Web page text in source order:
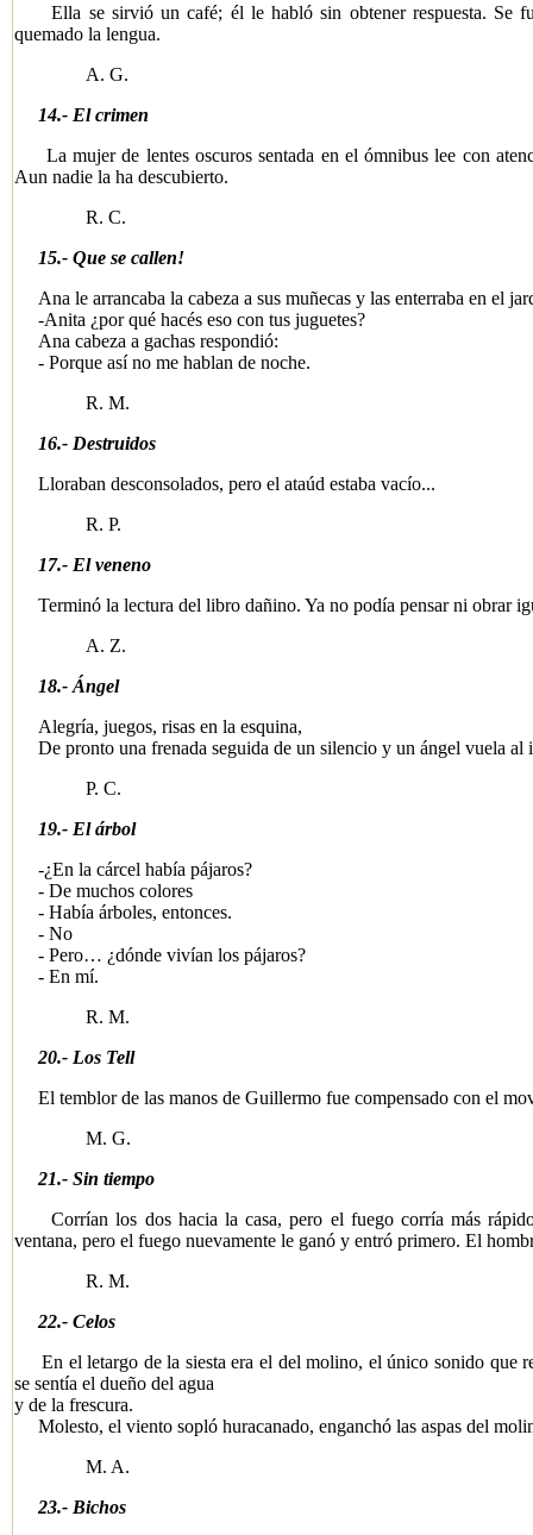
​Ella se sirvió un café; él le habló sin obtener respuesta. Se
quemado la lengua.
A. G.
14.- El crimen
La mujer de lentes oscuros sentada en el ómnibus lee con
Aun nadie la ha descubierto.
R. C.
15.- Que se callen!
Ana le arrancaba la cabeza a sus muñecas y las enterraba en el
-Anita ¿por qué hacés eso con tus juguetes?
Ana cabeza a gachas respondió:
- Porque así no me hablan de noche.
R. M.
16.- Destruidos
Lloraban desconsolados, pero el ataúd estaba vacío...
R. P.
17.- El veneno
Terminó la lectura del libro dañino. Ya no podía pensar ni obrar
A. Z.
18.- Ángel
​ Alegría, juegos, risas en la esquina,
De pronto una frenada seguida de un silencio y un ángel vuela al
P. C.
19.- El árbol
-¿En la cárcel había pájaros?
- De muchos colores
- Había árboles, entonces.
- No
- Pero… ¿dónde vivían los pájaros?
- En mí.
R. M.
20.- Los Tell
El temblor de las manos de Guillermo fue compensado con el
M. G.
21.- Sin tiempo
Corrían los dos hacia la casa, pero el fuego corría más
ventana, pero el fuego nuevamente le ganó y entró primero. El
R. M.
22.- Celos
En el letargo de la siesta era el del molino, el único sonido que
se sentía el dueño del agua
y de la frescura.
Molesto, el viento sopló huracanado, enganchó las aspas del
M. A.
23.- Bichos